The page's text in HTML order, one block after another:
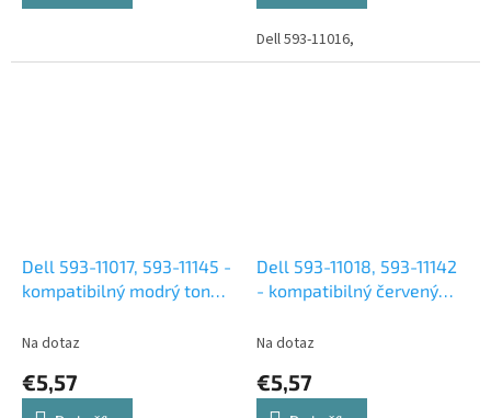
Dell 593-11016,
Dell 593-11017, 593-11145 -
kompatibilný modrý toner,
1250,1350,1355,1760,1765)
Na dotaz
€5,57
Dell 593-11018, 593-11142
- kompatibilný červený
1250,1350,1355,1760,1765)
Na dotaz
€5,57